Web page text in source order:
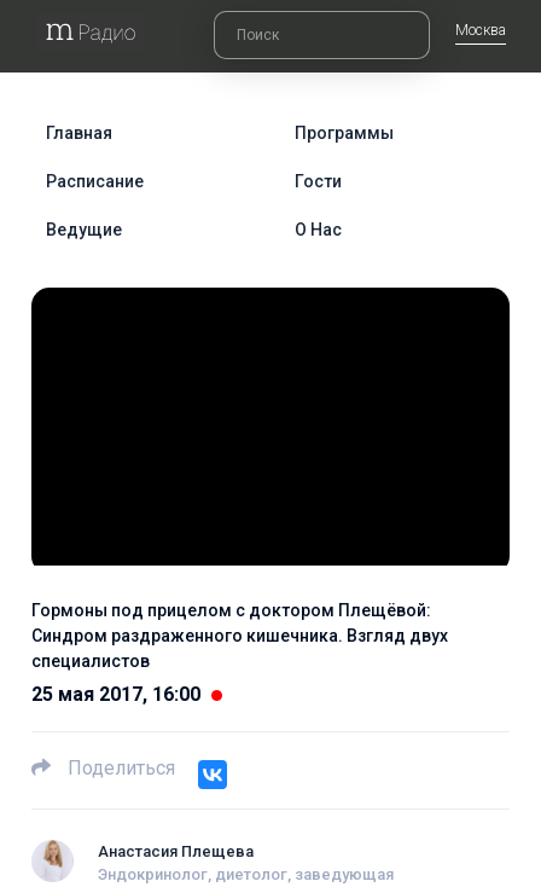
Москва
Главная Программы
Расписание Гости
Ведущие О Нас
Гормоны под прицелом с доктором Плещёвой:
Синдром раздраженного кишечника. Взгляд двух
специалистов
25 мая 2017, 16:00
Поделиться
Анастасия Плещева
Эндокринолог, диетолог, заведующая